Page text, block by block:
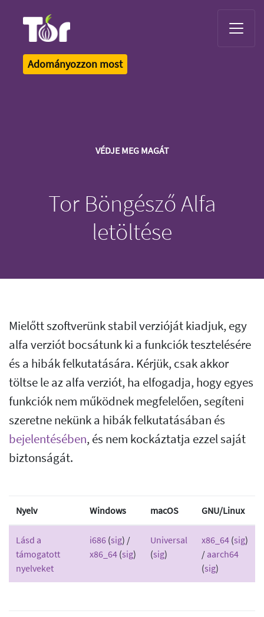
Adományozzon most
VÉDJE MEG MAGÁT
Tor Böngésző Alfa
letöltése
Mielőtt szoftverünk stabil verzióját kiadjuk, egy
alfa verziót bocsátunk ki a funkciók tesztelésére
és a hibák felkutatására. Kérjük, csak akkor
töltse le az alfa verziót, ha elfogadja, hogy egyes
funkciók nem működnek megfelelően, segíteni
szeretne nekünk a hibák felkutatásában és
bejelentésében, és nem kockáztatja ezzel saját
biztonságát.
Nyelv Windows macOS GNU/Linux
Lásd a
támogatott
nyelveket
i686 (sig) /
x86_64 (sig)
Universal
(sig)
x86_64 (sig)
/ aarch64
(sig)